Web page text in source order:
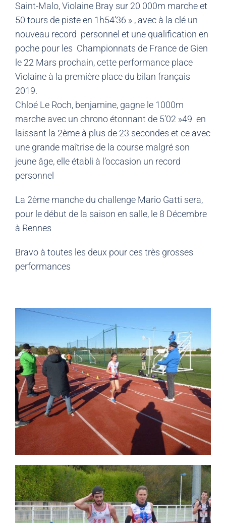
Saint-Malo, Violaine Bray sur 20 000m marche et
50 tours de piste en 1h54’36 » , avec à la clé un
nouveau record personnel et une qualification en
poche pour les Championnats de France de Gien
le 22 Mars prochain, cette performance place
Violaine à la première place du bilan français
2019.
Chloé Le Roch, benjamine, gagne le 1000m
marche avec un chrono étonnant de 5’02 »49 en
laissant la 2ème à plus de 23 secondes et ce avec
une grande maîtrise de la course malgré son
jeune âge, elle établi à l’occasion un record
personnel
La 2ème manche du challenge Mario Gatti sera,
pour le début de la saison en salle, le 8 Décembre
à Rennes
Bravo à toutes les deux pour ces très grosses
performances